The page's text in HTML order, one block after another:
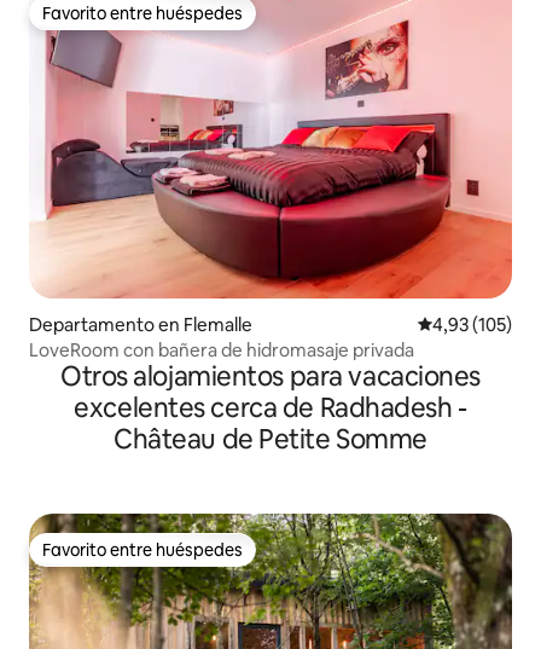
Favorito entre huéspedes
Favorito entre huéspedes
Departamento en Flemalle Calificación
4,93 (105)
LoveRoom con bañera de hidromasaje privada
Otros alojamientos para vacaciones
excelentes cerca de Radhadesh -
Château de Petite Somme
Favorito entre huéspedes
Favorito entre huéspedes